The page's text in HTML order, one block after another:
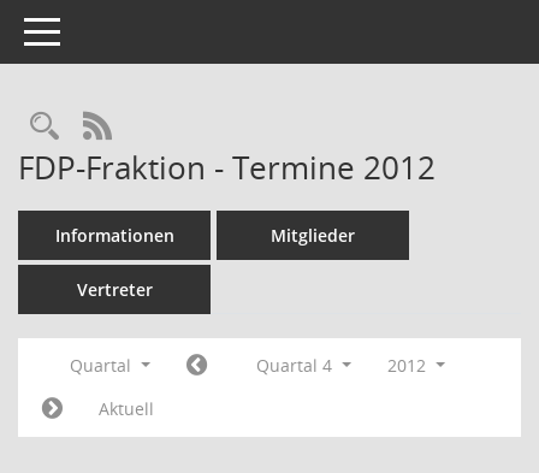
Toggle navigation
Rechercheauswahl
RSS-Feed
FDP-Fraktion - Termine 2012
Informationen Mitglieder
Vertreter
Quartal Quartal 4
2012
Aktuell